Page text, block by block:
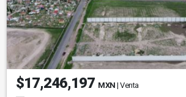
$17,246,197 MXN | Venta